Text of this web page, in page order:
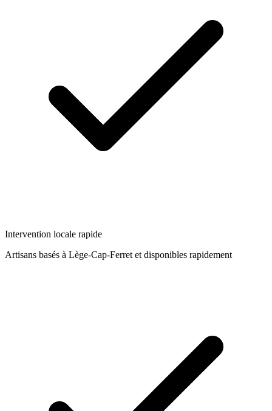
Intervention locale rapide
Artisans basés à Lège-Cap-Ferret et disponibles rapidement